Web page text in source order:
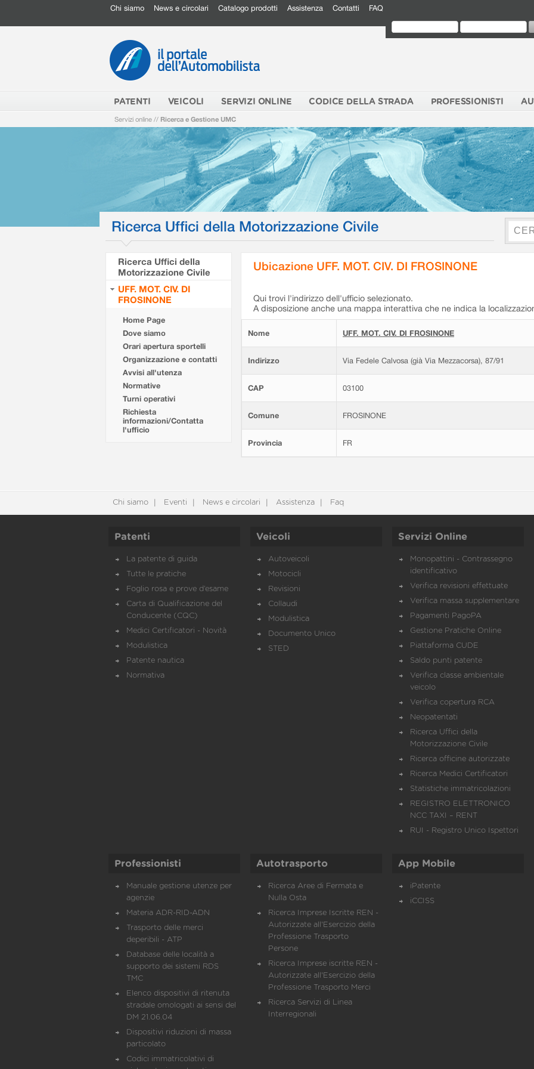
Chi siamo News e circolari Catalogo prodotti Assistenza Contatti FAQ
PATENTI VEICOLI SERVIZI ONLINE CODICE DELLA STRADA PROFESSIONISTI
Servizi online // Ricerca e Gestione UMC
Ricerca Uffici della Motorizzazione Civile
Ricerca Uffici della
Motorizzazione Civile
UFF. MOT. CIV. DI
FROSINONE
Home Page
Dove siamo
Orari apertura sportelli
Organizzazione e contatti
Avvisi all'utenza
Normative
Turni operativi
Richiesta
informazioni/Contatta
l'ufficio
Ubicazione UFF. MOT. CIV. DI FROSINONE
Qui trovi l'indirizzo dell'ufficio selezionato.
A disposizione anche una mappa interattiva che ne indica la
Nome UFF. MOT. CIV. DI FROSINONE
Indirizzo Via Fedele Calvosa (già Via Mezzacorsa), 87/91
CAP 03100
Comune FROSINONE
Provincia FR
Chi siamo Eventi News e circolari Assistenza Faq
Patenti
La patente di guida
Tutte le pratiche
Foglio rosa e prove d’esame
Carta di Qualificazione del
Conducente (CQC)
Medici Certificatori - Novità
Modulistica
Patente nautica
Normativa
Veicoli
Autoveicoli
Motocicli
Revisioni
Collaudi
Modulistica
Documento Unico
STED
Servizi Online
Monopattini - Contrassegno
identificativo
Verifica revisioni effettuate
Verifica massa supplementare
Pagamenti PagoPA
Gestione Pratiche Online
Piattaforma CUDE
Saldo punti patente
Verifica classe ambientale
veicolo
Verifica copertura RCA
Neopatentati
Ricerca Uffici della
Motorizzazione Civile
Ricerca officine autorizzate
Ricerca Medici Certificatori
Statistiche immatricolazioni
REGISTRO ELETTRONICO
NCC TAXI – RENT
RUI - Registro Unico Ispettori
Professionisti
Manuale gestione utenze per
agenzie
Materia ADR-RID-ADN
Trasporto delle merci
deperibili - ATP
Database delle località a
supporto dei sistemi RDS
TMC
Elenco dispositivi di ritenuta
stradale omologati ai sensi del
DM 21.06.04
Dispositivi riduzioni di massa
particolato
Codici immatricolativi di
Autotrasporto
Ricerca Aree di Fermata e
Nulla Osta
Ricerca Imprese Iscritte REN -
Autorizzate all'Esercizio della
Professione Trasporto
Persone
Ricerca Imprese iscritte REN -
Autorizzate all'Esercizio della
Professione Trasporto Merci
Ricerca Servizi di Linea
Interregionali
App Mobile
iPatente
iCCISS